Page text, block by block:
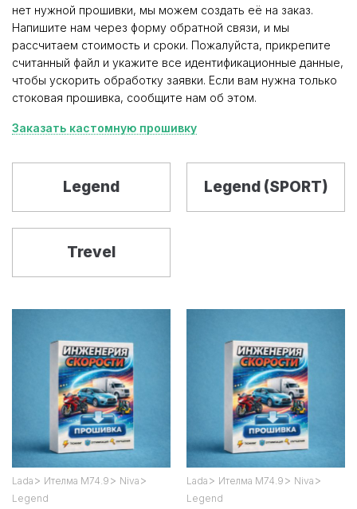
нет нужной прошивки, мы можем создать её на заказ.
Напишите нам через форму обратной связи, и мы
рассчитаем стоимость и сроки. Пожалуйста, прикрепите
считанный файл и укажите все идентификационные данные,
чтобы ускорить обработку заявки. Если вам нужна только
стоковая прошивка, сообщите нам об этом.
Заказать кастомную прошивку
Legend Legend (SPORT)
Trevel
Lada > Ителма М74.9 > Niva >
Legend
Lada > Ителма М74.9 > Niva >
Legend